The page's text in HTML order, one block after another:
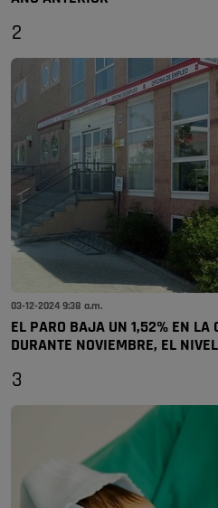
2
03-12-2024 9:38 a.m.
EL PARO BAJA UN 1,52% EN LA
DURANTE NOVIEMBRE, EL
3